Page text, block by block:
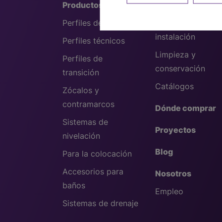
Productos
Perfiles decorativos
Perfiles técnicos
Perfiles de
transición
Zócalos y
contramarcos
Sistemas de
nivelación
Para la colocación
Accesorios para
baños
Sistemas de drenaje
Profesionales
instalación
Limpieza y
conservación
Catálogos
Dónde comprar
Proyectos
Blog
Nosotros
Empleo